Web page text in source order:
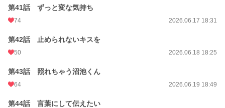
第41話 ずっと変な気持ち
74 2026.06.17 18:31
第42話 止められないキスを
50 2026.06.18 18:25
第43話 照れちゃう沼池くん
64 2026.06.19 18:49
第44話 言葉にして伝えたい